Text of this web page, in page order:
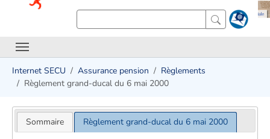
Internet SECU Assurance pension
Règlements
Règlement grand-ducal du 6 mai 2000
Sommaire Règlement grand-ducal du 6 mai 2000